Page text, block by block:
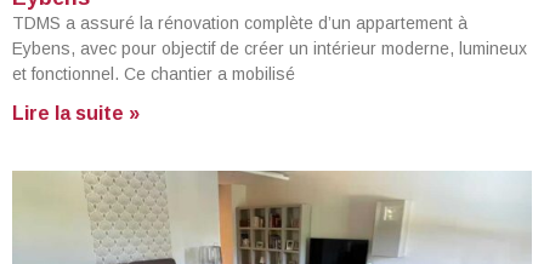
TDMS a assuré la rénovation complète d’un appartement à
Eybens, avec pour objectif de créer un intérieur moderne, lumineux
et fonctionnel. Ce chantier a mobilisé
Lire la suite »